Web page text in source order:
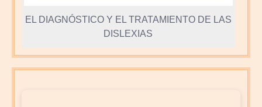
EL DIAGNÓSTICO Y EL TRATAMIENTO DE LAS
DISLEXIAS